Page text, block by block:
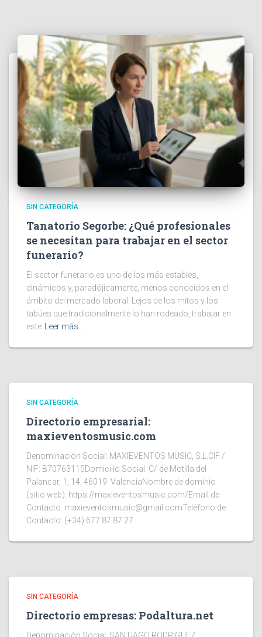
SIN CATEGORÍA
Tanatorio Segorbe: ¿Qué profesionales
se necesitan para trabajar en el sector
funerario?
El sector funerario es uno de los más estables,
dinámicos y, paradójicamente, menos conocidos en el
ámbito del mercado laboral. Lejos de los mitos y los
tabúes que tradicionalmente lo han rodeado, trabajar en
este
Leer más…
SIN CATEGORÍA
Directorio empresarial:
maxieventosmusic.com
Denominación Social: MAXIEVENTOS MUSIC, S.L.CIF /
NIF: B70763115Domicilio Social: C/ de Motilla del
Palancar, 1, 14, 46019. ValenciaNombre de dominio
(sitio web): https://maxieventosmusic.com/Email de
Contacto: maxieventosmusic@gmail.comTeléfono de
Contacto: (+34) 677 87 87 27
SIN CATEGORÍA
Directorio empresas: Podaltura.net